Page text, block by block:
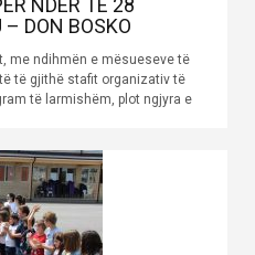
NDER TË 28
DON BOSKO
me ndihmën e mësueseve të
të gjithë stafit organizativ të
të larmishëm, plot ngjyra e